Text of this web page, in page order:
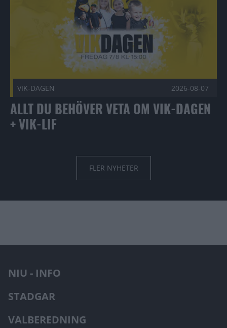
VIK-DAGEN 2026-08-07
ALLT DU BEHÖVER VETA OM VIK-DAGEN
+ VIK-LIF
FLER NYHETER
NIU - INFO
STADGAR
VALBEREDNING